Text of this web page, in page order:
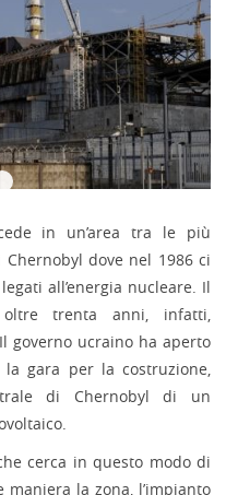
in un’area tra le più
dove nel 1986 ci
all’energia nucleare. Il
trenta anni, infatti,
governo ucraino ha aperto
gara per la costruzione,
di Chernobyl di un
cerca in questo modo di
la zona, l’impianto